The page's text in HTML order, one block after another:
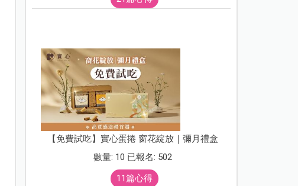
【免費試吃】實心蛋捲 窗花綻放｜彌月禮盒
數量: 10 已報名: 502
11篇心得